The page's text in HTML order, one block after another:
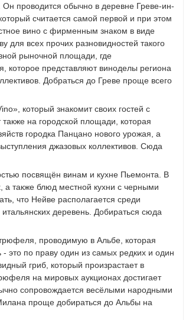
проводится обычно в деревне Греве-ин-
считается самой первой и при этом
вино с фирменным знаком в виде
для всех прочих разновидностей такого
рыночной площади, где
которое представляют виноделы региона
Добраться до Греве проще всего
который знакомит своих гостей с
на городской площади, которая
городка Панцано нового урожая, а
джазовых коллективов. Сюда
посвящён винам и кухне Пьемонта. В
а также блюд местной кухни с черными
что Нейве располагается среди
деревень. Добираться сюда
проводимую в Альбе, которая
это по праву один из самых редких и один
гриб, который произрастает в
на мировых аукционах достигает
сопровождается весёлыми народными
проще добираться до Альбы на